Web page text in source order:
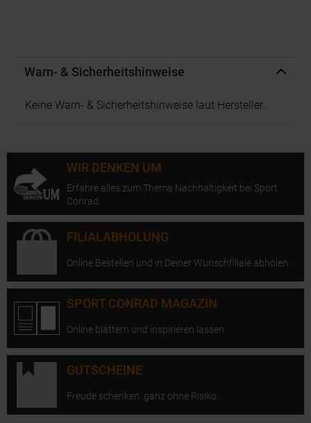
Warn- & Sicherheitshinweise
Keine Warn- & Sicherheitshinweise laut Hersteller.
WIR DENKEN UM
Erfahre alles zum Thema Nachhaltigkeit bei Sport
Conrad.
FILIALABHOLUNG
Online Bestellen und in Deiner Wunschfiliale abholen.
SPORT CONRAD MAGAZIN
Online blättern und inspirieren lassen.
GUTSCHEINE
Freude schenken, ganz ohne Risiko.